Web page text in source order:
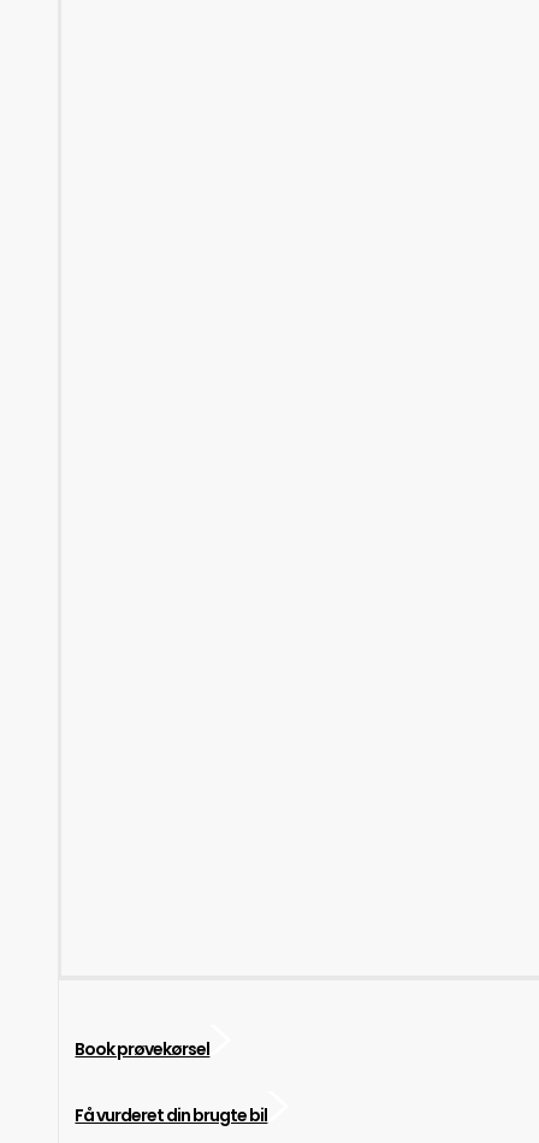
Book prøvekørsel
Få vurderet din brugte bil